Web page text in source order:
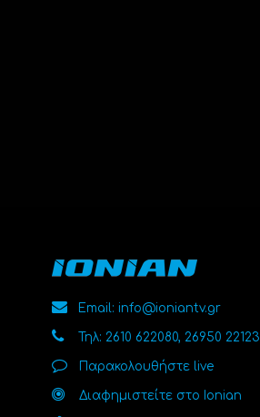
Email: info@ioniantv.gr
Τηλ: 2610 622080, 26950 22123
Παρακολουθήστε live
Διαφημιστείτε στο Ionian